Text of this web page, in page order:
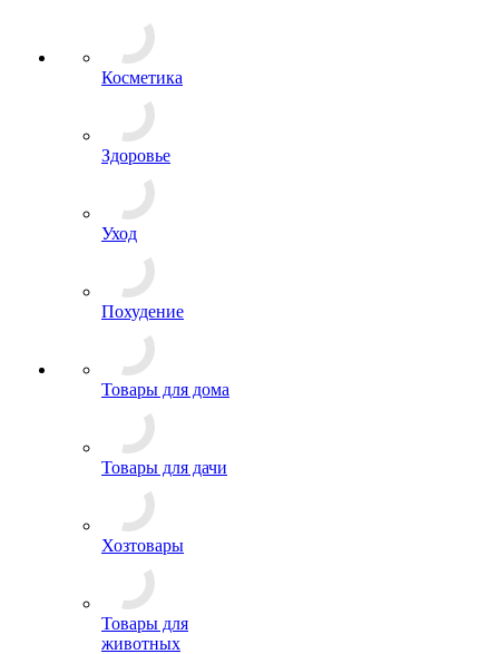
Косметика
Здоровье
Уход
Похудение
Товары для дома
Товары для дачи
Хозтовары
Товары для
животных